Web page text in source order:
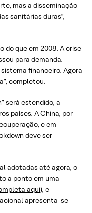
mas a disseminação
sanitárias duras”,
do que em 2008. A crise
para demanda.
financeiro. Agora
completou.
será estendido, a
países. A China, por
e em
deve ser
adotadas até agora, o
a ponto em uma
aqui), e
apresenta-se